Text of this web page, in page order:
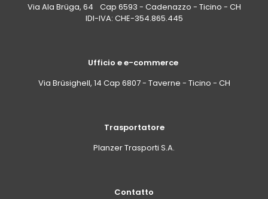
Via Ala Brüga, 64 Cap 6593 - Cadenazzo - Ticino - CH
IDI-IVA: CHE-354.865.445
Ufficio e e-commerce
Via Brüsighell, 14 Cap 6807 - Taverne - Ticino - CH
Trasportatore
Planzer Trasporti S.A.
Contatto